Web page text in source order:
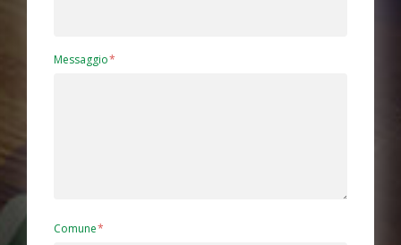
Messaggio
Comune